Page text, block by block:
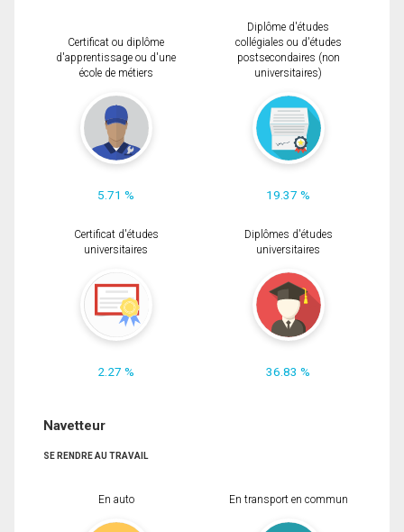
Certificat ou diplôme
d'apprentissage ou d'une
école de métiers
5.71 %
Diplôme d'études
collégiales ou d'études
postsecondaires (non
universitaires)
19.37 %
Certificat d'études
universitaires
2.27 %
Diplômes d'études
universitaires
36.83 %
Navetteur
SE RENDRE AU TRAVAIL
En auto En transport en commun